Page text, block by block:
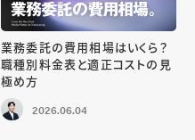
業務委託の費用相場はいくら？
職種別料金表と適正コストの見
極め方
2026.06.04